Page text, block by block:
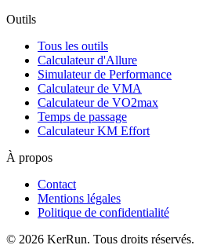
Outils
Tous les outils
Calculateur d'Allure
Simulateur de Performance
Calculateur de VMA
Calculateur de VO2max
Temps de passage
Calculateur KM Effort
À propos
Contact
Mentions légales
Politique de confidentialité
© 2026 KerRun. Tous droits réservés.